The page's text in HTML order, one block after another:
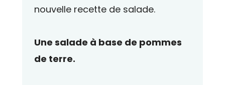
nouvelle recette de salade.
Une salade à base de pommes
de terre.